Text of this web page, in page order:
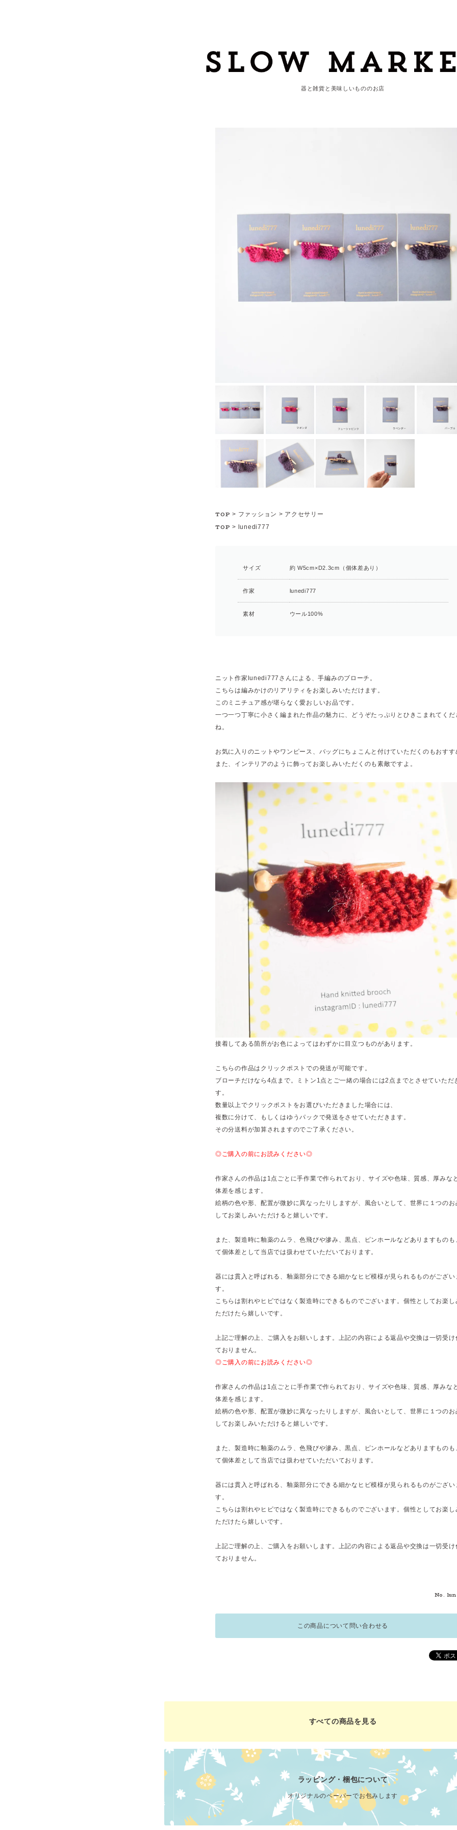
器と雑貨と美味しいもののお店
TOP > ファッション > アクセサリー
TOP > lunedi777
サイズ 約 W5cm×D2.3cm（個体差あり）
作家 lunedi777
素材 ウール100%
ニット作家lunedi777さんによる、手編みのブローチ。
こちらは編みかけのリアリティをお楽しみいただけます。
このミニチュア感が堪らなく愛おしいお品です。
一つ一つ丁寧に小さく編まれた作品の魅力に、どうぞたっぷりとひきこまれてくだ
ね。
お気に入りのニットやワンピース、バッグにちょこんと付けていただくのもおすす
また、インテリアのように飾ってお楽しみいただくのも素敵ですよ。
接着してある箇所がお色によってはわずかに目立つものがあります。
こちらの作品はクリックポストでの発送が可能です。
ブローチだけなら4点まで。ミトン1点とご一緒の場合には2点までとさせていただ
す。
数量以上でクリックポストをお選びいただきました場合には、
複数に分けて、もしくはゆうパックで発送をさせていただきます。
その分送料が加算されますのでご了承ください。
◎ご購入の前にお読みください◎
作家さんの作品は1点ごとに手作業で作られており、サイズや色味、質感、厚みな
体差を感じます。
絵柄の色や形、配置が微妙に異なったりしますが、風合いとして、世界に１つのお
してお楽しみいただけると嬉しいです。
また、製造時に釉薬のムラ、色飛びや滲み、黒点、ピンホールなどありますものも
て個体差として当店では扱わせていただいております。
器には貫入と呼ばれる、釉薬部分にできる細かなヒビ模様が見られるものがござい
す。
こちらは割れやヒビではなく製造時にできるものでございます。個性としてお楽し
ただけたら嬉しいです。
上記ご理解の上、ご購入をお願いします。上記の内容による返品や交換は一切受け
ておりません。
◎ご購入の前にお読みください◎
作家さんの作品は1点ごとに手作業で作られており、サイズや色味、質感、厚みな
体差を感じます。
絵柄の色や形、配置が微妙に異なったりしますが、風合いとして、世界に１つのお
してお楽しみいただけると嬉しいです。
また、製造時に釉薬のムラ、色飛びや滲み、黒点、ピンホールなどありますものも
て個体差として当店では扱わせていただいております。
器には貫入と呼ばれる、釉薬部分にできる細かなヒビ模様が見られるものがござい
す。
こちらは割れやヒビではなく製造時にできるものでございます。個性としてお楽し
ただけたら嬉しいです。
上記ご理解の上、ご購入をお願いします。上記の内容による返品や交換は一切受け
ておりません。
No.
この商品について問い合わせる
すべての商品を見る
ラッピング・梱包について
オリジナルのペーパーでお包みします